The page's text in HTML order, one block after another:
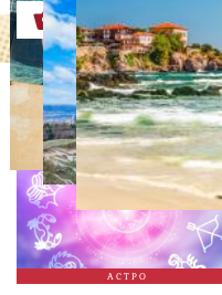
Оферти
АСТРО